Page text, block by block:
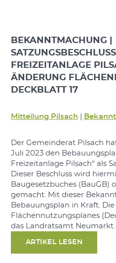
BEKANNTMACHUNG |
FREIZEITANLAGE
ÄNDERUNG
DECKBLATT 17
Mitteilung Pilsach|
Der Gemeinderat Pilsach
Juli 2023 den
Freizeitanlage Pilsach“ als
Dieser Beschluss wird
Baugesetzbuches (BauGB)
gemacht. Mit dieser
Bebauungsplan in Kraft.
Flächennutzungsplanes
das Landratsamt Neumarkt
ARTIKEL LESEN